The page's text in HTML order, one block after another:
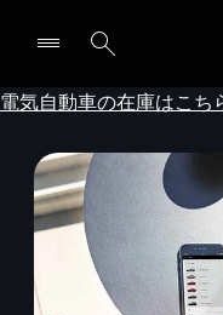
電気自動車の在庫はこち